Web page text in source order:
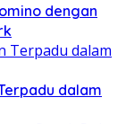
dengan
dalam